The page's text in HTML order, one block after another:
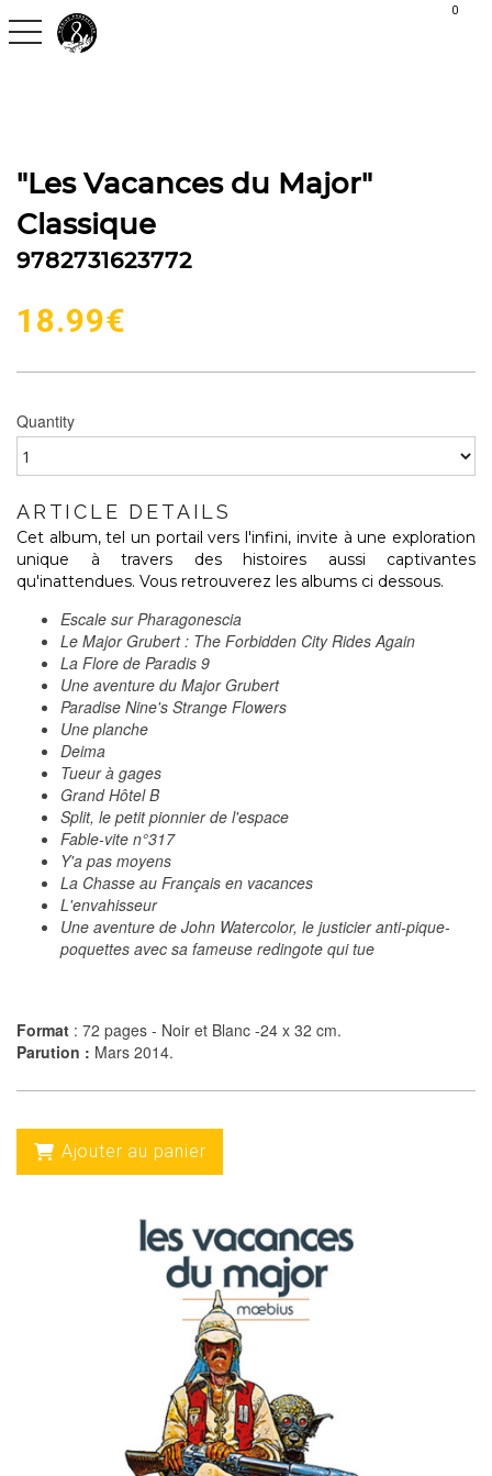
G-C30S2H9QVX 0
toggle navigation
"Les Vacances du Major"
Classique
9782731623772
18.99€
Quantity
ARTICLE DETAILS
Cet album, tel un portail vers l'infini, invite à une exploration
unique à travers des histoires aussi captivantes
qu'inattendues. Vous retrouverez les albums ci dessous.
Escale sur Pharagonescia
Le Major Grubert : The Forbidden City Rides Again
La Flore de Paradis 9
Une aventure du Major Grubert
Paradise Nine's Strange Flowers
Une planche
Deima
Tueur à gages
Grand Hôtel B
Split, le petit pionnier de l'espace
Fable-vite n°317
Y'a pas moyens
La Chasse au Français en vacances
L'envahisseur
Une aventure de John Watercolor, le justicier anti-pique-
poquettes avec sa fameuse redingote qui tue
Format : 72 pages - Noir et Blanc -24 x 32 cm.
Parution : Mars 2014.
Ajouter au panier